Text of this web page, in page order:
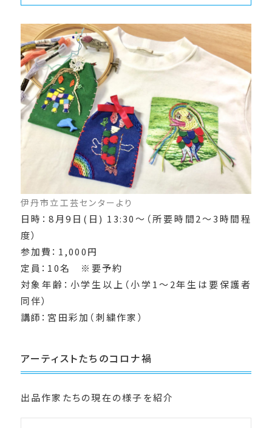
伊丹市立工芸センターより
日時：8月9日(日) 13:30～（所要時間2～3時間程
度）
参加費：1,000円
定員：10名 ※要予約
対象年齢：小学生以上（小学1～2年生は要保護者
同伴）
講師：宮田彩加（刺繍作家）
アーティストたちのコロナ禍
出品作家たちの現在の様子を紹介